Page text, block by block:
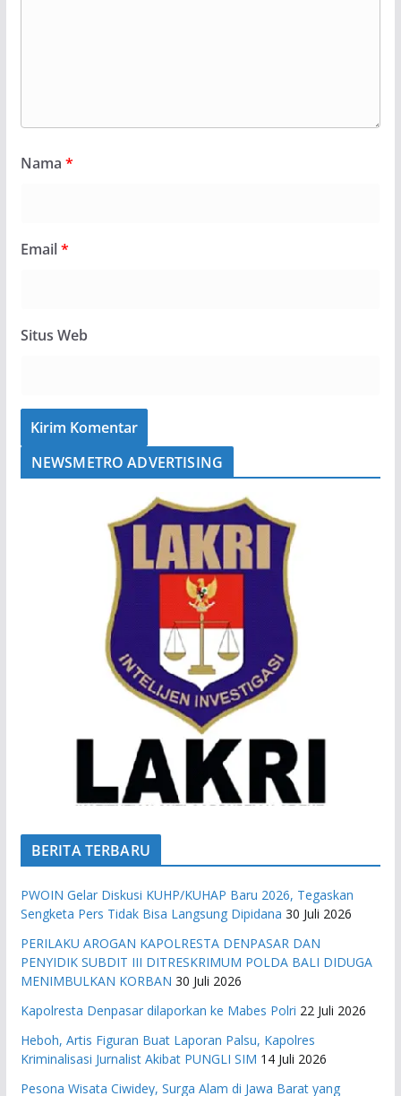
Nama *
Email*
Situs Web
NEWSMETRO ADVERTISING
BERITA TERBARU
PWOIN Gelar Diskusi KUHP/KUHAP Baru 2026, Tegaskan
Sengketa Pers Tidak Bisa Langsung Dipidana 30 Juli 2026
PERILAKU AROGAN KAPOLRESTA DENPASAR DAN
PENYIDIK SUBDIT III DITRESKRIMUM POLDA BALI DIDUGA
MENIMBULKAN KORBAN 30 Juli 2026
Kapolresta Denpasar dilaporkan ke Mabes Polri 22 Juli 2026
Heboh, Artis Figuran Buat Laporan Palsu, Kapolres
Kriminalisasi Jurnalist Akibat PUNGLI SIM 14 Juli 2026
Pesona Wisata Ciwidey, Surga Alam di Jawa Barat yang